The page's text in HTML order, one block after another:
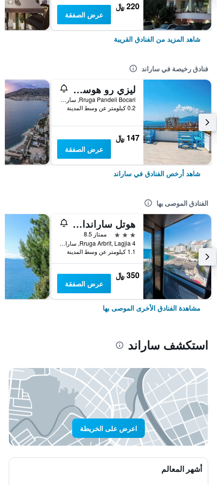
220 ﷼
عرض الصفقة
شاهد المزيد من الفنادق القريبة
فنادق رخيصة في ساراند
ليزي رو هوستل ساراندا
Rruga Pandeli Bocari, ساراند, ألبانيا
0.2 كيلومتر عن وسط المدينة
147 ﷼
عرض الصفقة
شاهد أرخص الفنادق في ساراند
الفنادق الموصى بها
هوتل ساراندا بالاس
3 نجوم
ممتاز 8.5
Rruga Arbrit, Lagjia 4, ساراند, ألبانيا
1.1 كيلومتر عن وسط المدينة
350 ﷼
عرض الصفقة
مشاهدة الفنادق الأخرى الموصى بها
استكشف ساراند
اعرض على الخريطة
أشهر المعالم